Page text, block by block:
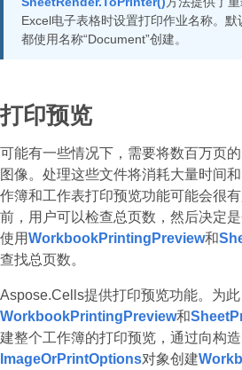
Excel电子表格时设置打印作业名称。
都使用名称“Document”创建。
打印预览
可能有一些情况下，需要将数百万页
图像。处理这些文件将消耗大量时间
作簿和工作表打印预览功能可能会很
前，用户可以检查总页数，然后决定
使用WorkbookPrintingPreview和
查找总页数。
Aspose.Cells提供打印预览功能。为
WorkbookPrintingPreview和
建整个工作簿的打印预览，通过向构
ImageOrPrintOptions对象创建